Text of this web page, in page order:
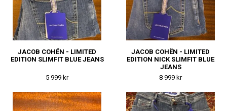
JACOB COHËN - LIMITED
EDITION SLIMFIT BLUE JEANS
5 999 kr
JACOB COHËN - LIMITED
EDITION NICK SLIMFIT BLUE
JEANS
8 999 kr